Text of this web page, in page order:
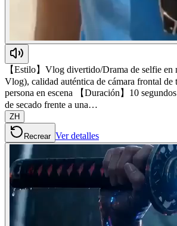
【Estilo】Vlog divertido/Drama de selfie en
Vlog), calidad auténtica de cámara frontal de
persona en escena 【Duración】10
de secado frente a una…
ZH
Recrear Ver detalles